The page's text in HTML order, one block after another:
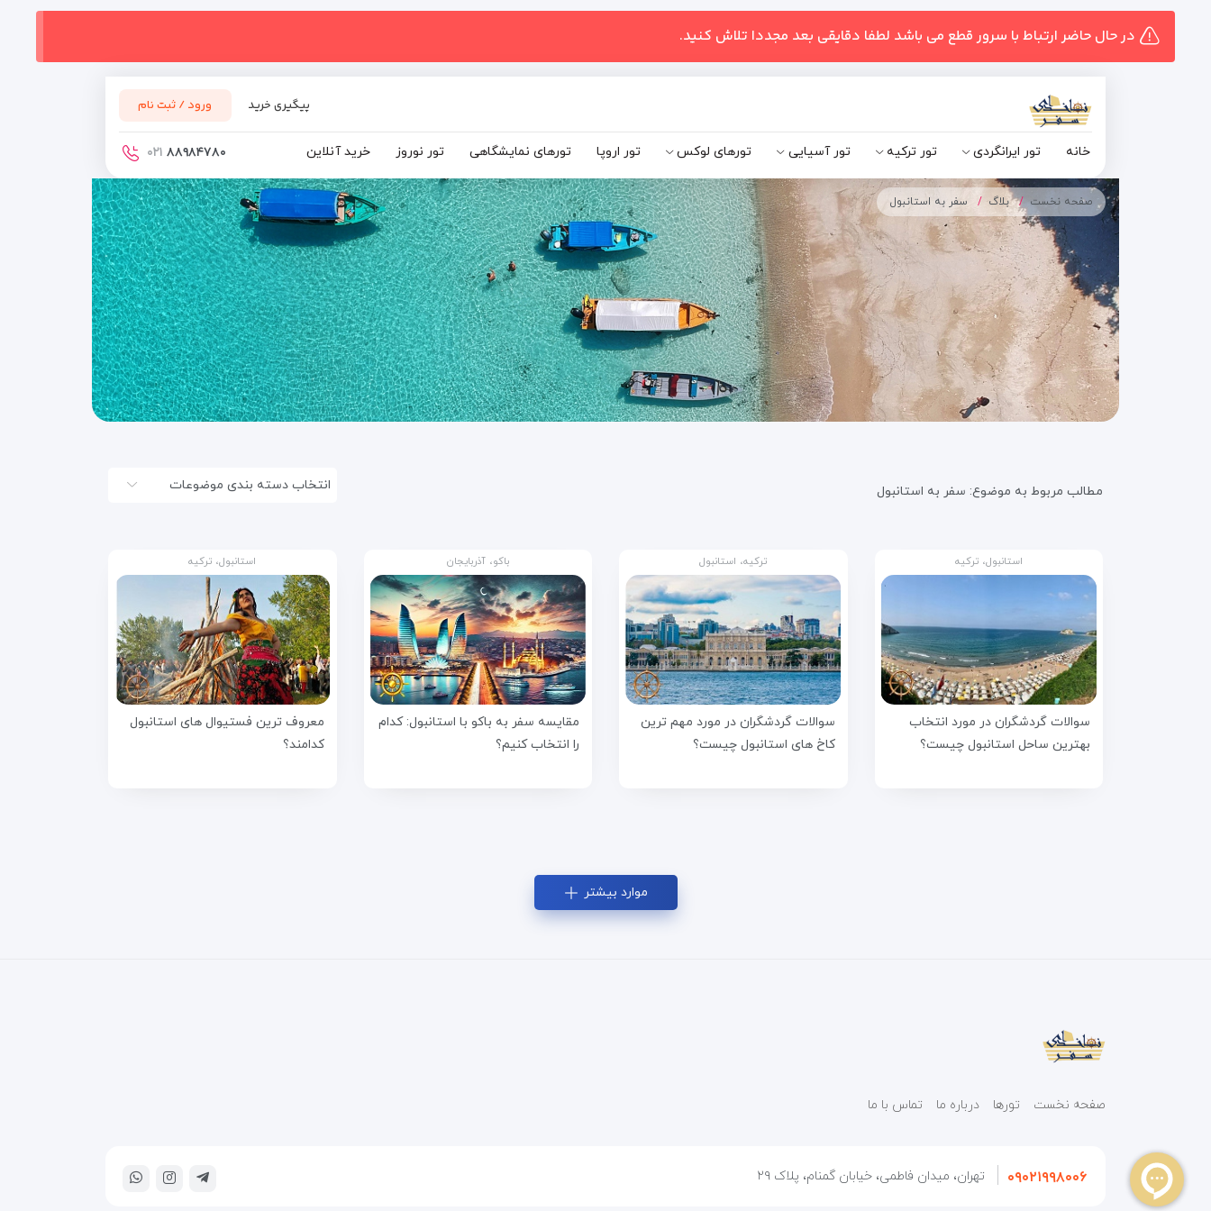
در حال حاضر ارتباط با سرور قطع می باشد لطفا دقایقی بعد مجددا تلاش کنید.
پیگیری خرید ورود / ثبت نام
خانه تور ایرانگردی تور ترکیه تور آسیایی تورهای لوکس تور اروپا تورهای نمایشگاهی تور نوروز خرید آنلاین ۸۸۹۸۴۷۸۰ ۰۲۱
صفحه نخست بلاگ سفر به استانبول
مطالب مربوط به موضوع: سفر به استانبول انتخاب دسته بندی موضوعات
استانبول، ترکیه
سوالات گردشگران در مورد انتخاب
بهترین ساحل استانبول چیست؟
ترکیه، استانبول
سوالات گردشگران در مورد مهم ترین
کاخ های استانبول چیست؟
باکو، آذربایجان
مقایسه سفر به باکو با استانبول: کدام
را انتخاب کنیم؟
استانبول، ترکیه
معروف ترین فستیوال های استانبول
کدامند؟
موارد بیشتر
صفحه نخست تورها درباره ما تماس با ما
۰۹۰۲۱۹۹۸۰۰۶ تهران، میدان فاطمی، خیابان گمنام، پلاک ۲۹